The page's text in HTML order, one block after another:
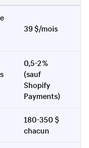
39 $/mois
0,5-2 %
(sauf
Shopify
Payments)
180-350 $
chacun